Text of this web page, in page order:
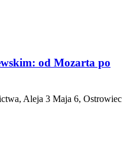
od Mozarta po
Aleja 3 Maja 6, Ostrowiec